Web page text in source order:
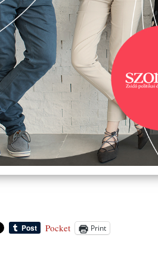
Pocket Print